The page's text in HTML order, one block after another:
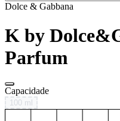
Dolce & Gabbana
K by
Parfum
Capacidade
100 ml